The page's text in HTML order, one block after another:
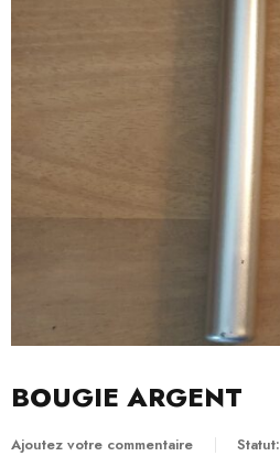
BOUGIE ARGENT
Ajoutez votre commentaire Statut: